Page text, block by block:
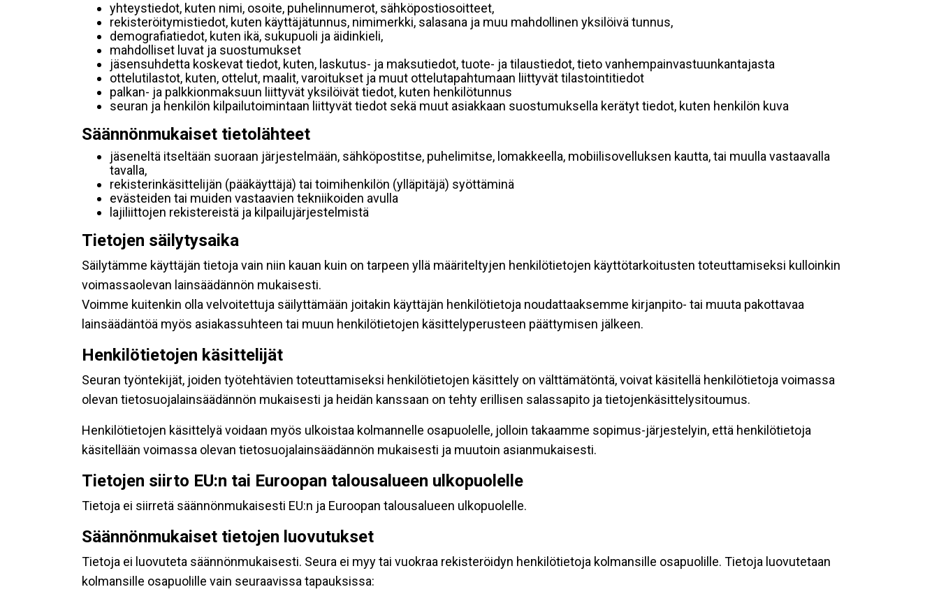
yhteystiedot, kuten nimi, osoite, puhelinnumerot, sähköpostiosoitteet,
rekisteröitymistiedot, kuten käyttäjätunnus, nimimerkki, salasana ja muu mahdollinen yksilöivä tunnus,
demografiatiedot, kuten ikä, sukupuoli ja äidinkieli,
mahdolliset luvat ja suostumukset
jäsensuhdetta koskevat tiedot, kuten, laskutus- ja maksutiedot, tuote- ja tilaustiedot, tieto vanhempainvastuunkantajasta
ottelutilastot, kuten, ottelut, maalit, varoitukset ja muut ottelutapahtumaan liittyvät tilastointitiedot
palkan- ja palkkionmaksuun liittyvät yksilöivät tiedot, kuten henkilötunnus
seuran ja henkilön kilpailutoimintaan liittyvät tiedot sekä muut asiakkaan suostumuksella kerätyt tiedot, kuten henkilön kuva
Säännönmukaiset tietolähteet
jäseneltä itseltään suoraan järjestelmään, sähköpostitse, puhelimitse, lomakkeella, mobiilisovelluksen kautta, tai muulla vastaavalla
tavalla,
rekisterinkäsittelijän (pääkäyttäjä) tai toimihenkilön (ylläpitäjä) syöttäminä
evästeiden tai muiden vastaavien tekniikoiden avulla
lajiliittojen rekistereistä ja kilpailujärjestelmistä
Tietojen säilytysaika
Säilytämme käyttäjän tietoja vain niin kauan kuin on tarpeen yllä määriteltyjen henkilötietojen käyttötarkoitusten toteuttamiseksi kulloinkin
voimassaolevan lainsäädännön mukaisesti.
Voimme kuitenkin olla velvoitettuja säilyttämään joitakin käyttäjän henkilötietoja noudattaaksemme kirjanpito- tai muuta pakottavaa
lainsäädäntöä myös asiakassuhteen tai muun henkilötietojen käsittelyperusteen päättymisen jälkeen.
Henkilötietojen käsittelijät
Seuran työntekijät, joiden työtehtävien toteuttamiseksi henkilötietojen käsittely on välttämätöntä, voivat käsitellä henkilötietoja voimassa
olevan tietosuojalainsäädännön mukaisesti ja heidän kanssaan on tehty erillisen salassapito ja tietojenkäsittelysitoumus.
Henkilötietojen käsittelyä voidaan myös ulkoistaa kolmannelle osapuolelle, jolloin takaamme sopimus-järjestelyin, että henkilötietoja
käsitellään voimassa olevan tietosuojalainsäädännön mukaisesti ja muutoin asianmukaisesti.
Tietojen siirto EU:n tai Euroopan talousalueen ulkopuolelle
Tietoja ei siirretä säännönmukaisesti EU:n ja Euroopan talousalueen ulkopuolelle.
Säännönmukaiset tietojen luovutukset
Tietoja ei luovuteta säännönmukaisesti. Seura ei myy tai vuokraa rekisteröidyn henkilötietoja kolmansille osapuolille. Tietoja luovutetaan
kolmansille osapuolille vain seuraavissa tapauksissa: